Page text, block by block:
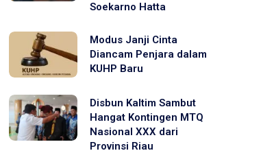
Soekarno Hatta
Modus Janji Cinta
Diancam Penjara dalam
KUHP Baru
Disbun Kaltim Sambut
Hangat Kontingen MTQ
Nasional XXX dari
Provinsi Riau